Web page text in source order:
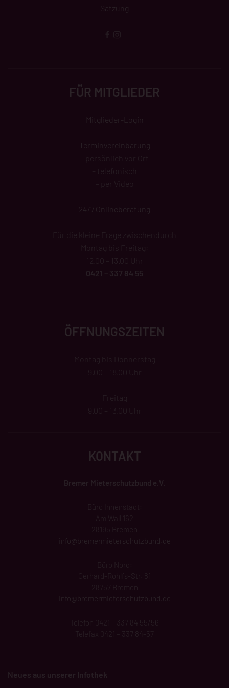
Satzung
FÜR MITGLIEDER
Mitglieder-Login
Terminvereinbarung
– per Video
24/7 Onlineberatung
Für die kleine Frage zwischendurch
Montag bis Freitag:
0421 – 337 84 55
ÖFFNUNGSZEITEN
Montag bis Donnerstag
9.00 – 18.00 Uhr
Freitag
9.00 – 13.00 Uhr
KONTAKT
Bremer Mieterschutzbund e.V.
Am Wall 162
28195 Bremen
info@ bremermieterschutzbund .de
Büro Nord:
Gerhard-Rohlfs-Str. 81
28757 Bremen
info@bremermieterschutzbund.de
Telefon 0421 – 337 84 55/56
Telefax 0421 – 337 84-57
Neues aus unserer Infothek